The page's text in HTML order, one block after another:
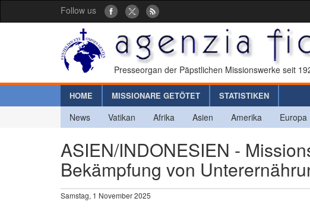
Follow us
Presseorgan der Päpstlichen Missionswerke seit
HOME MISSIONARE GETÖTET STATISTIKEN
News Vatikan Afrika Asien Amerika Europa
ASIEN/INDONESIEN -
Bekämpfung von
Samstag, 1 November 2025